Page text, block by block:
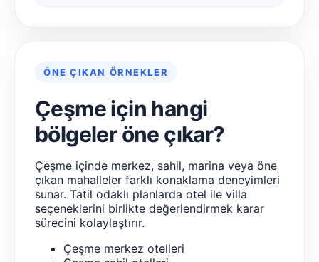
ÖNE ÇIKAN ÖRNEKLER
Çeşme için hangi
bölgeler öne çıkar?
Çeşme içinde merkez, sahil, marina veya öne
çıkan mahalleler farklı konaklama deneyimleri
sunar. Tatil odaklı planlarda otel ile villa
seçeneklerini birlikte değerlendirmek karar
sürecini kolaylaştırır.
Çeşme merkez otelleri